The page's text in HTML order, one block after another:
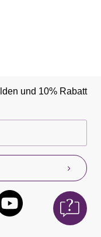
und 10% Rabatt